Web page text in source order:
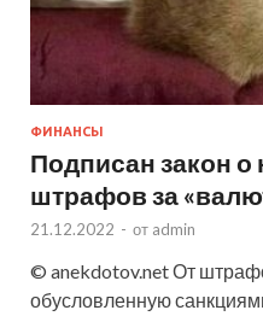
ФИНАНСЫ
Подписан закон
штрафов за
21.12.2022 - от admin
© anekdotov.net От
обусловленную